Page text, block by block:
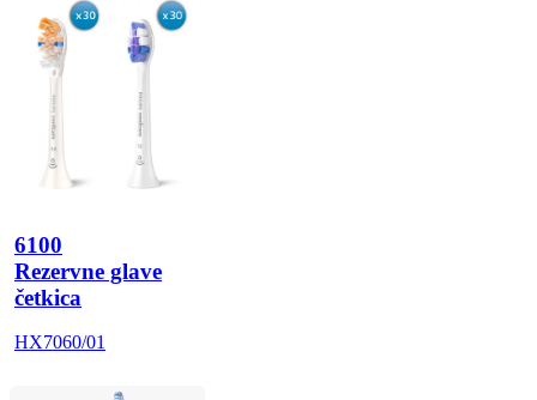
6100
Rezervne glave
četkica
HX7060/01